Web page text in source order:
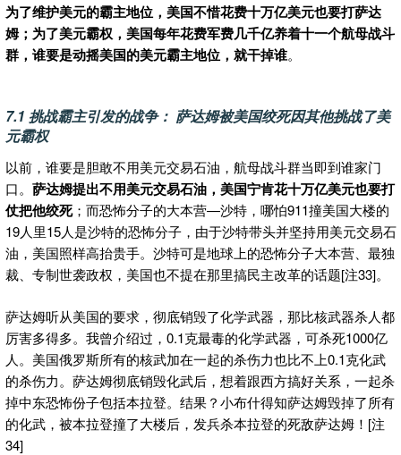
为了维护美元的霸主地位，美国不惜花费十万亿美元也要打萨达
姆；为了美元霸权，美国每年花费军费几千亿养着十一个航母战斗
群，谁要是动摇美国的美元霸主地位，就干掉谁。
7.1 挑战霸主引发的战争： 萨达姆被美国绞死因其他挑战了美
元霸权
以前，谁要是胆敢不用美元交易石油，航母战斗群当即到谁家门
口。 萨达姆提出不用美元交易石油，美国宁肯花十万亿美元也要打
仗把他绞死；而恐怖分子的大本营—沙特，哪怕911撞美国大楼的
19人里15人是沙特的恐怖分子，由于沙特带头并坚持用美元交易石
油，美国照样高抬贵手。沙特可是地球上的恐怖分子大本营、最独
裁、专制世袭政权，美国也不提在那里搞民主改革的话题[注33]。
萨达姆听从美国的要求，彻底销毁了化学武器，那比核武器杀人都
厉害多得多。我曾介绍过，0.1克最毒的化学武器，可杀死1000亿
人。美国俄罗斯所有的核武加在一起的杀伤力也比不上0.1克化武
的杀伤力。萨达姆彻底销毁化武后，想着跟西方搞好关系，一起杀
掉中东恐怖份子包括本拉登。结果？小布什得知萨达姆毁掉了所有
的化武，被本拉登撞了大楼后，发兵杀本拉登的死敌萨达姆！[注
34]